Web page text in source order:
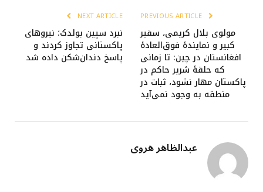
مولوی بلال کریمی، سفیر
کبیر و نمایندهٔ فوق‌العادهٔ
افغانستان در چین: تا زمانی
که حلقهٔ شریر حاکم در
پاکستان مهار نشود، ثبات در
منطقه به وجود نمی‌آید
NEXT ARTICLE
نبرد سپین بولدک؛ نیروهای
پاکستانی تجاوز کردند و
پاسخ دندان‌شکن داده شد
عبدالظاهر هروی